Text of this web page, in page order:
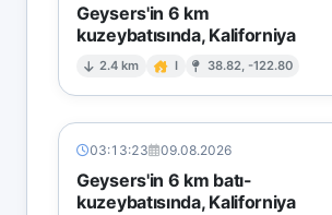
Geysers'in 6 km
kuzeybatısında, Kaliforniya
2.4 km I 38.82, -122.80
03:13:23 09.08.2026
Geysers'in 6 km batı-
kuzeybatısında, Kaliforniya